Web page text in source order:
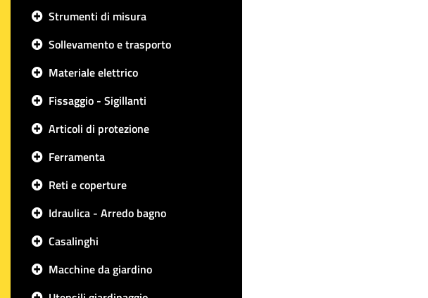
Strumenti di misura
Sollevamento e trasporto
Materiale elettrico
Fissaggio - Sigillanti
Articoli di protezione
Ferramenta
Reti e coperture
Idraulica - Arredo bagno
Casalinghi
Macchine da giardino